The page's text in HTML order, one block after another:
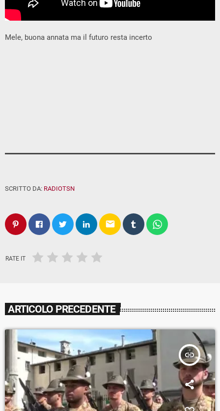
Mele, buona annata ma il futuro resta incerto
SCRITTO DA: RADIOTSN
email
RATE IT
ARTICOLO PRECEDENTE
insert_link